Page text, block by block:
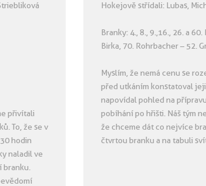
přivítali
To, že se v
hodin
naladil ve
Hokejově střídali: Lubas,
Branky: 4., 8., 9.,16., 26. a
Birka, 70. Rohrbacher – 52.
Myslím, že nemá cenu se
před utkáním konstatoval
napovídal pohled na
pobíhání po hřišti. Náš tým
že chceme dát co nejvíce
čtvrtou branku a na tabuli